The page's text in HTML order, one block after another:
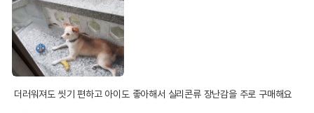
더러워져도 씻기 편하고 아이도 좋아해서 실리콘류 장난감을 주로 구매해요